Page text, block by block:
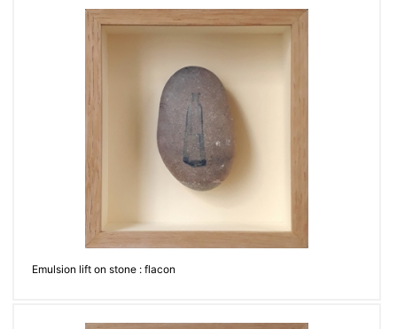
Emulsion lift on stone : flacon